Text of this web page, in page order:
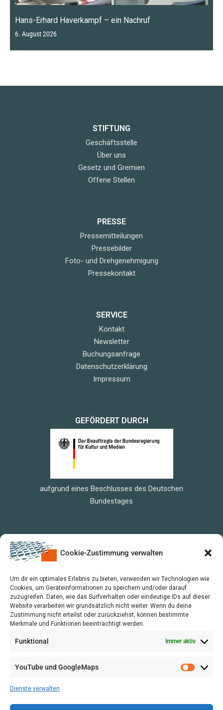
Cookie-Zustimmung verwalten
Um dir ein optimales Erlebnis zu bieten, verwenden wir Technologien wie
Cookies, um Geräteinformationen zu speichern und/oder darauf
zuzugreifen. Daten, wie das Surfverhalten oder eindeutige IDs auf dieser
Website verarbeiten wir grundsätzlich nicht weiter. Wenn du deine
Zustimmung nicht erteilst oder zurückziehst, können bestimmte
Merkmale und Funktionen beeinträchtigt werden.
Funktional Immer aktiv
YouTube und GoogleMaps
Dienste verwalten
Hans-Erhard Haverkampf – ein Nachruf
6. August 2026
STIFTUNG
Geschäftsstelle
Über uns
Gesetz und Gremien
Offene Stellen
PRESSE
Pressemitteilungen
Pressebilder
Foto- und Drehgenehmigung
Pressekontakt
SERVICE
Kontakt
Newsletter
Buchungsanfrage
Datenschutzerklärung
Impressum
GEFÖRDERT DURCH
aufgrund eines Beschlusses des Deutschen
Bundestages
VERWALTUNG